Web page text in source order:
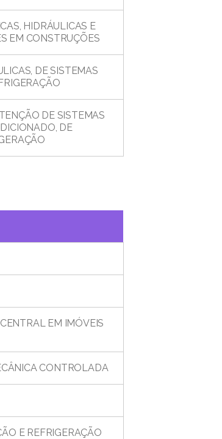
HIDRÁULICAS E
EM CONSTRUÇÕES
DE SISTEMAS
DE SISTEMAS
DE
EM IMÓVEIS
CONTROLADA
E REFRIGERAÇÃO